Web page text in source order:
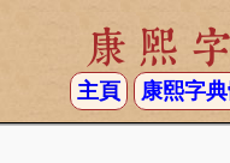
康熙
主頁 康熙字